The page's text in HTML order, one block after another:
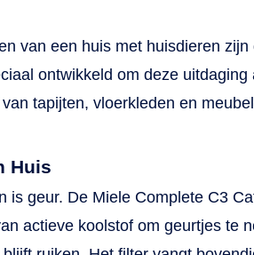
van een huis met huisdieren
ontwikkeld om deze uitdaging
tapijten, vloerkleden en
Huis
geur. De Miele Complete C3
actieve koolstof om geurtjes te